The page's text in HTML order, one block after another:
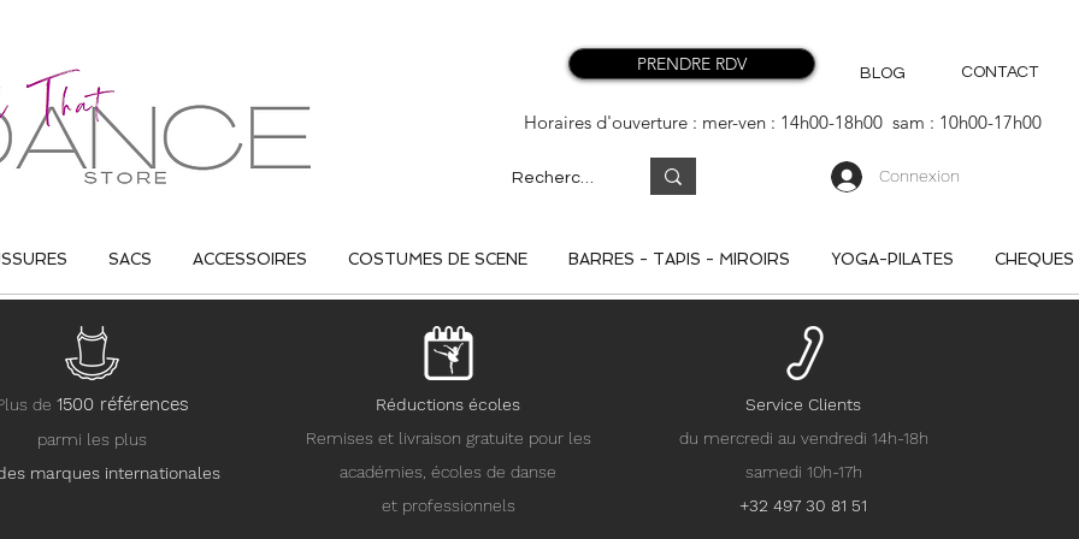
PRENDRE RDV BLOG CONTACT
Horaires d'ouverture : mer-ven : 14h00-18h00 sam : 10h00-17h00
Connexion
SACS ACCESSOIRES COSTUMES DE SCENE BARRES - TAPIS - MIROIRS YOGA-PILATES CHEQUES
de 1500 références
parmi les plus
marques internationales
Réductions écoles
Remises et livraison gratuite pour les
académies, écoles de danse
et professionnels
Service Clients
du mercredi au vendredi 14h-18h
samedi 10h-17h
+32 497 30 81 51